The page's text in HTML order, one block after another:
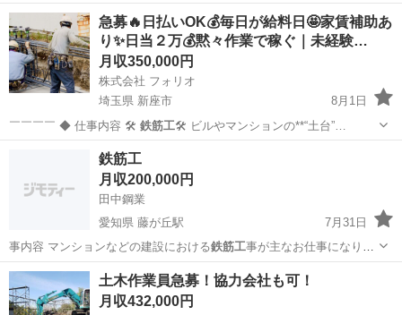
急募🔥日払いOK💰毎日が給料日🤩家賃補助あ
り✨日当２万💰黙々作業で稼ぐ｜未経験…
月収350,000円
株式会社 フォリオ
埼玉県 新座市
8月1日
￣￣￣￣ ◆ 仕事内容 🛠️ 鉄筋工🛠️ ビルやマンションの**“土台”…
その他
鉄筋工
月収200,000円
田中鋼業
愛知県 藤が丘駅
7月31日
事内容 マンションなどの建設における鉄筋工事が主なお仕事になりま
す。 型枠工事…
愛知 尾張旭市 藤が丘駅 その他 未経験
土木作業員急募！協力会社も可！
月収432,000円